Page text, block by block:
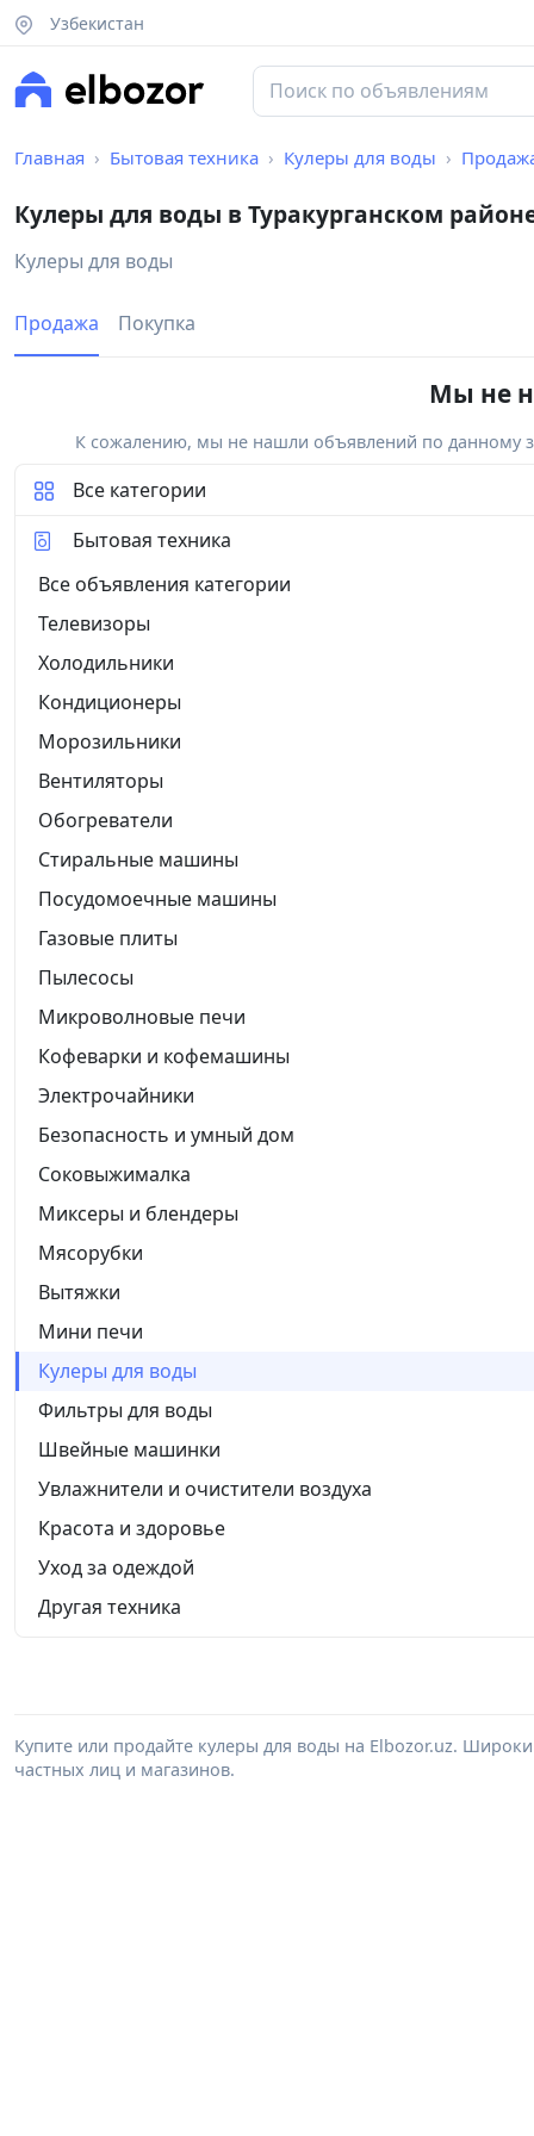
Узбекистан
Главная Бытовая техника Кулеры для воды
Кулеры для воды в Туракурганском
Кулеры для воды
Продажа Покупка
Мы не
К сожалению, мы не нашли объявлений по данному
Все категории
Бытовая техника
Все объявления категории
Телевизоры
Холодильники
Кондиционеры
Морозильники
Вентиляторы
Обогреватели
Стиральные машины
Посудомоечные машины
Газовые плиты
Пылесосы
Микроволновые печи
Кофеварки и кофемашины
Электрочайники
Безопасность и умный дом
Соковыжималка
Миксеры и блендеры
Мясорубки
Вытяжки
Мини печи
Кулеры для воды
Фильтры для воды
Швейные машинки
Увлажнители и очистители воздуха
Красота и здоровье
Уход за одеждой
Другая техника
Купите или продайте кулеры для воды на Elbozor.uz.
частных лиц и магазинов.